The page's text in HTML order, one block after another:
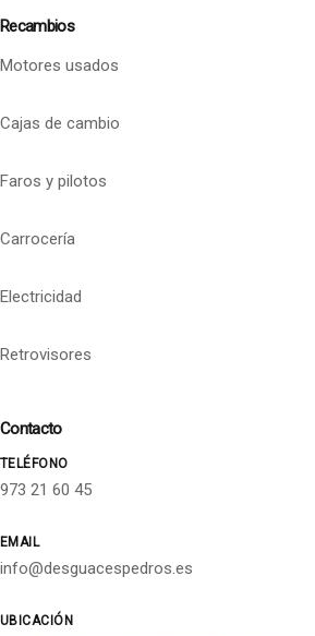
Recambios
Motores usados
Cajas de cambio
Faros y pilotos
Carrocería
Electricidad
Retrovisores
Contacto
TELÉFONO
973 21 60 45
EMAIL
info@desguacespedros.es
UBICACIÓN